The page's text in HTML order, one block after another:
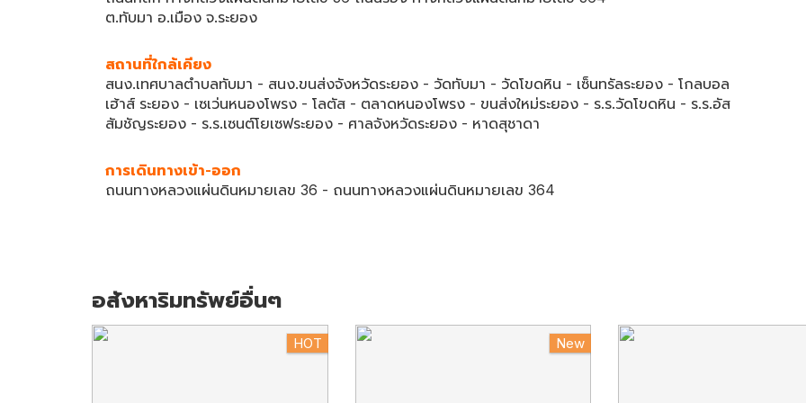
ต.ทับมา อ.เมือง จ.ระยอง
สถานที่ใกล้เคียง
สนง.เทศบาลตำบลทับมา - สนง.ขนส่งจังหวัดระยอง - วัดทับมา - วัดโขดหิน - เซ็นทรัลระยอง - โกลบอล
เฮ้าส์ ระยอง - เซเว่นหนองโพรง - โลตัส - ตลาดหนองโพรง - ขนส่งใหม่ระยอง - ร.ร.วัดโขดหิน - ร.ร.อัส
สัมชัญระยอง - ร.ร.เซนต์โยเซฟระยอง - ศาลจังหวัดระยอง - หาดสุชาดา
การเดินทางเข้า-ออก
ถนนทางหลวงแผ่นดินหมายเลข 36 - ถนนทางหลวงแผ่นดินหมายเลข 364
อสังหาริมทรัพย์อื่นๆ
HOT New